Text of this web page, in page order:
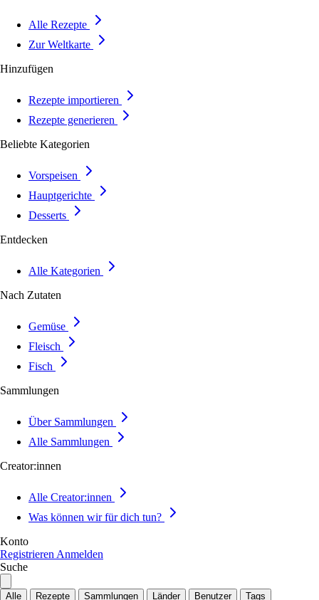
Alle Rezepte
Zur Weltkarte
Hinzufügen
Rezepte importieren
Rezepte generieren
Beliebte Kategorien
Vorspeisen
Hauptgerichte
Desserts
Entdecken
Alle Kategorien
Nach Zutaten
Gemüse
Fleisch
Fisch
Sammlungen
Über Sammlungen
Alle Sammlungen
Creator:innen
Alle Creator:innen
Was können wir für dich tun?
Konto
Registrieren Anmelden
Suche
Alle Rezepte Sammlungen Länder Benutzer Tags